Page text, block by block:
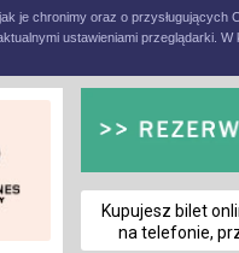
je chronimy oraz o przysługujących
ustawieniami przeglądarki. W
Kupujesz bilet
na telefonie,